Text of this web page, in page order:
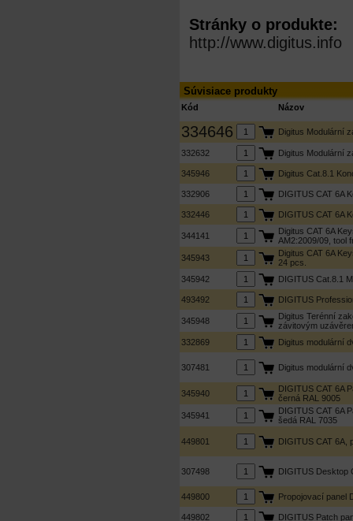
Stránky o produkte:
http://www.digitus.info
Súvisiace produkty
Kód Názov
334646 Digitus Modulární
332632 Digitus Modulární
345946 Digitus Cat.8.1
332906 DIGITUS CAT 6A
332446 DIGITUS CAT 6A
344141
Digitus CAT 6A
AM2:2009/09, tool
345943
Digitus CAT 6A
24 pcs.
345942
DIGITUS Cat.8.1
493492 DIGITUS
345948
Digitus Terénní
závitovým
332869
Digitus modulární
307481 Digitus modulární
345940
DIGITUS CAT 6A
černá RAL 9005
345941
DIGITUS CAT 6A
šedá RAL 7035
449801 DIGITUS CAT 6A,
307498 DIGITUS Desktop
449800 Propojovací panel
449802 DIGITUS Patch